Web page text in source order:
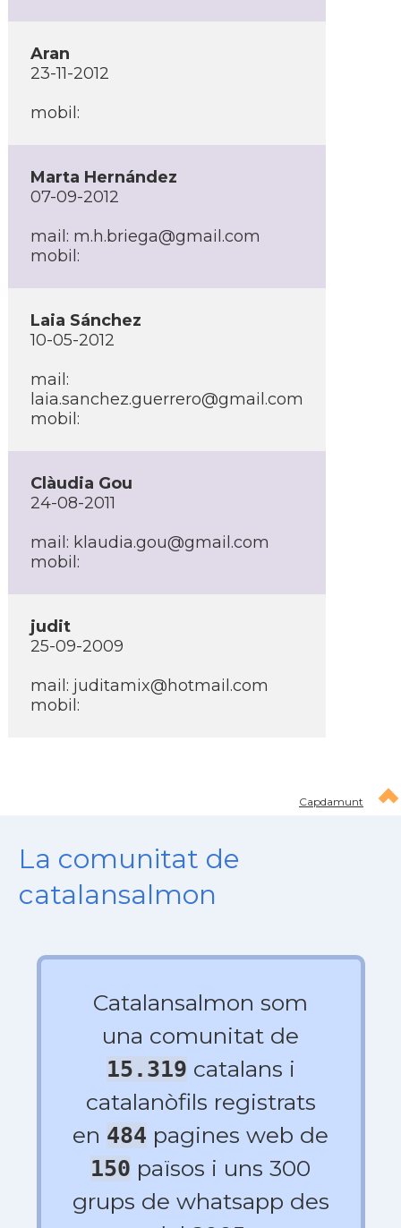
Aran
23-11-2012
mobil:
Marta Hernández
07-09-2012
mail: m.h.briega@gmail.com
mobil:
Laia Sánchez
10-05-2012
mail:
laia.sanchez.guerrero@gmail.com
mobil:
Clàudia Gou
24-08-2011
mail: klaudia.gou@gmail.com
mobil:
judit
25-09-2009
mail: juditamix@hotmail.com
mobil:
Capdamunt
La comunitat de
catalansalmon
Catalansalmon som
una comunitat de
15.319 catalans i
catalanòfils registrats
en 484 pagines web de
150 països i uns 300
grups de whatsapp des